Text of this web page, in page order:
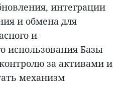
интеграции
и обмена для
и
использования Базы
за активами и
механизм